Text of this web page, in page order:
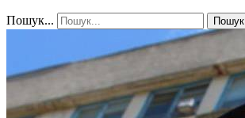
Пошук... Пошук